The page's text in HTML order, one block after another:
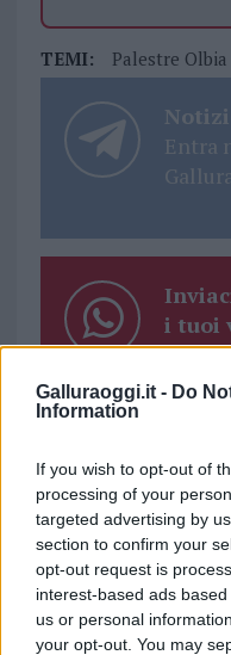
Galluraoggi.it - Do
Information
If you wish to opt-out of
processing of your
targeted advertising by
section to confirm your
opt-out request is
interest-based ads
us or personal
your opt-out. You may
TEMI: Palestre Olbia
Entra
i tuoi
Su
345
Ricevi
da